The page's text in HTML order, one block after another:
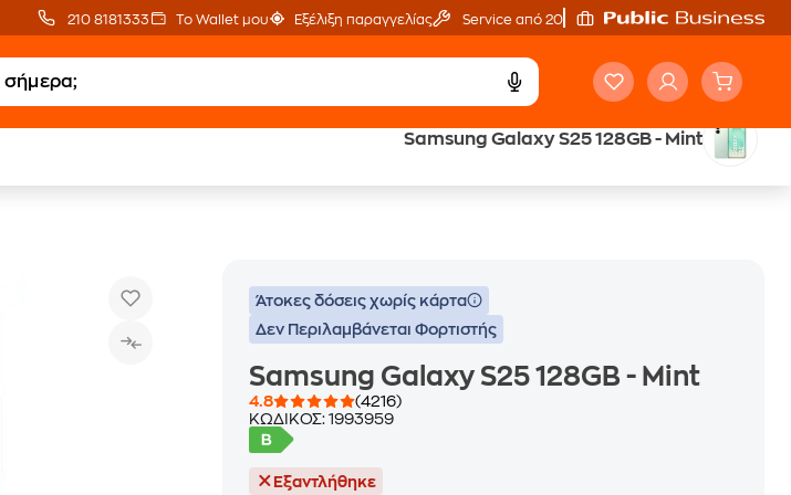
210 8181333 Το Wallet μου Εξέλιξη παραγγελίας Service από 20'
Samsung Galaxy S25 128GB - Mint
Trade & Save
Άτοκες δόσεις χωρίς κάρτα
Δεν Περιλαμβάνεται Φορτιστής
Samsung Galaxy S25 128GB - Mint
4.8
(4216)
ΚΩΔΙΚΟΣ:1993959
Εξαντλήθηκε